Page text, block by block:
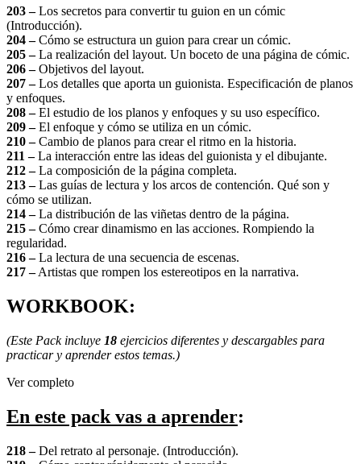
203 –Los secretos para convertir tu guion en un cómic
(Introducción).
204 –Cómo se estructura un guion para crear un cómic.
205 –La realización del layout. Un boceto de una página de cómic.
206 –Objetivos del layout.
207 –Los detalles que aporta un guionista. Especificación de planos
y enfoques.
208 –El estudio de los planos y enfoques y su uso específico.
209 –El enfoque y cómo se utiliza en un cómic.
210 –Cambio de planos para crear el ritmo en la historia.
211 –La interacción entre las ideas del guionista y el dibujante.
212 –La composición de la página completa.
213 –Las guías de lectura y los arcos de contención. Qué son y
cómo se utilizan.
214 –La distribución de las viñetas dentro de la página.
215 –Cómo crear dinamismo en las acciones. Rompiendo la
regularidad.
216 –La lectura de una secuencia de escenas.
217 –Artistas que rompen los estereotipos en la narrativa.
WORKBOOK:
(Este Pack incluye 18 ejercicios diferentes y descargables para
practicar y aprender estos temas.)
Ver completo
En este pack vas a aprender:
218 –Del retrato al personaje. (Introducción).